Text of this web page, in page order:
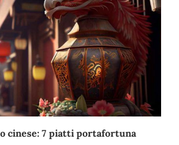
cinese: 7 piatti portafortuna